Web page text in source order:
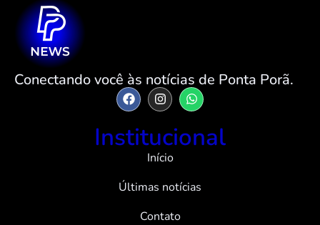
Conectando você às notícias de Ponta Porã.
Institucional
Início
Últimas notícias
Contato